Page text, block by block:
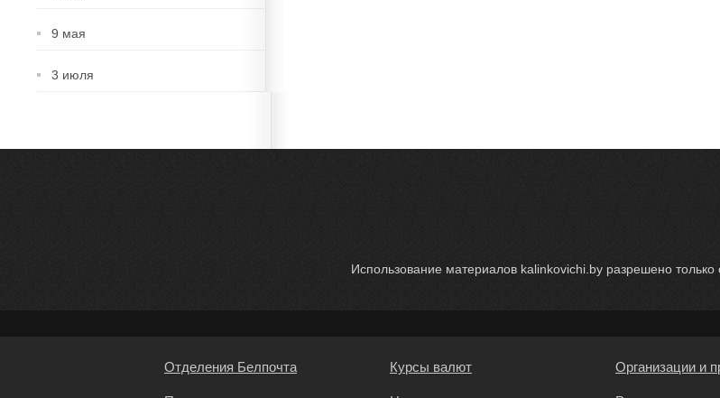
9 мая
3 июля
Использование материалов kalinkovichi.by разрешено
Отделения Белпочта Курсы валют Организации и